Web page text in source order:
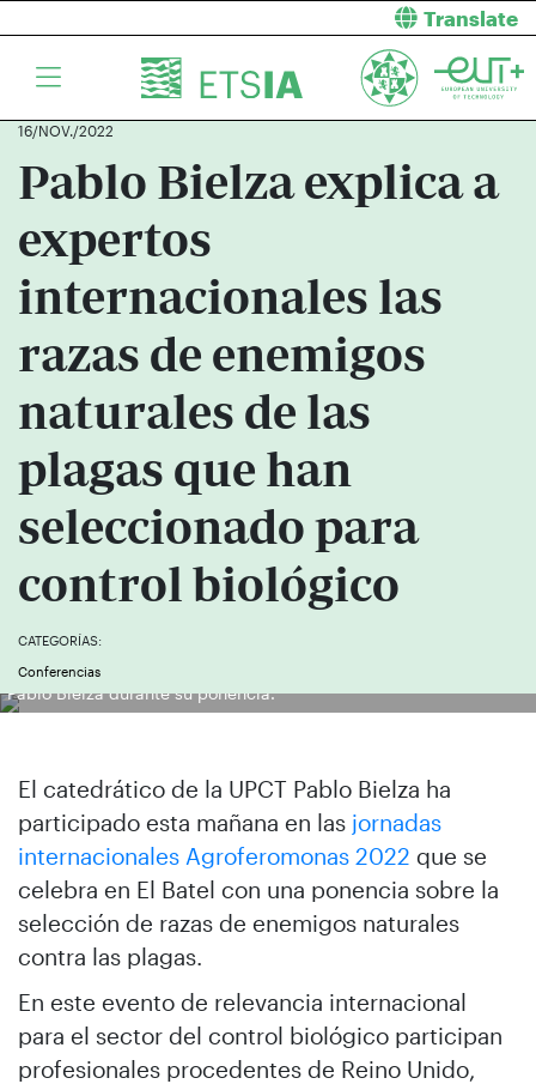
Translate
16/NOV./2022
Pablo Bielza explica a
expertos
internacionales las
razas de enemigos
naturales de las
plagas que han
seleccionado para
control biológico
CATEGORÍAS:
Conferencias
Pablo Bielza durante su ponencia.
El catedrático de la UPCT Pablo Bielza ha
participado esta mañana en las jornadas
internacionales Agroferomonas 2022 que se
celebra en El Batel con una ponencia sobre la
selección de razas de enemigos naturales
contra las plagas.
En este evento de relevancia internacional
para el sector del control biológico participan
profesionales procedentes de Reino Unido,